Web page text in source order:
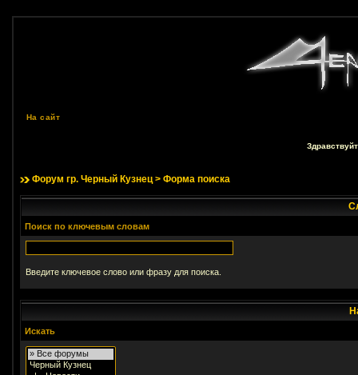
На сайт
Форум гр. Черный Кузнец> Форма поиска
Поиск по ключевым словам
Введите ключевое слово или фразу для поиска.
Искать